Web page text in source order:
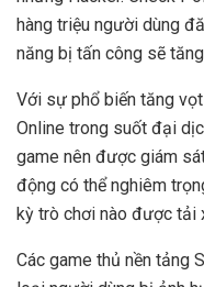
hàng triệu người dùng
năng bị tấn công sẽ
Với sự phổ biến tăng
Online trong suốt đại
game nên được giám
động có thể nghiêm
kỳ trò chơi nào được tải
Các game thủ nền tảng